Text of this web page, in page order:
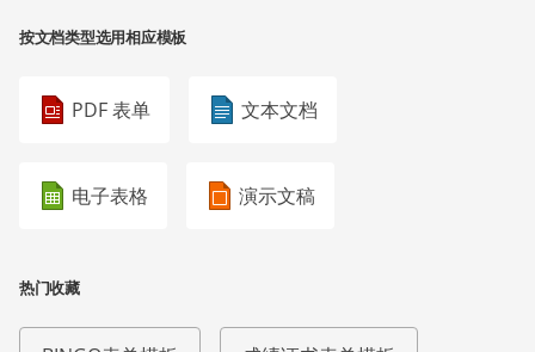
按文档类型选用相应模板
PDF 表单 文本文档
电子表格 演示文稿
热门收藏